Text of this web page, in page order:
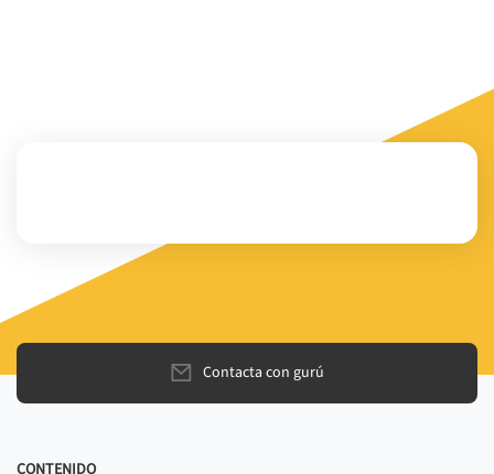
Contacta con gurú
CONTENIDO